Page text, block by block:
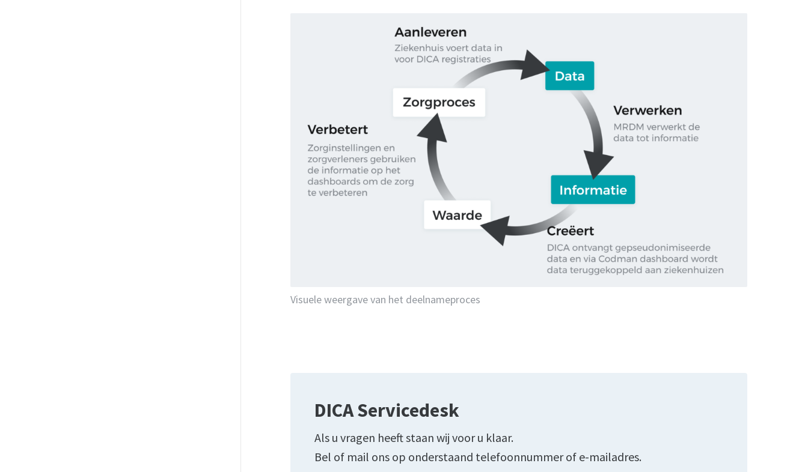
Visuele weergave van het deelnameproces
DICA Servicedesk
Als u vragen heeft staan wij voor u klaar.
Bel of mail ons op onderstaand telefoonnummer of e-mailadres.